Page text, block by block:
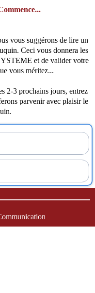
vous suggérons de lire un
Ceci vous donnera les
et de valider votre
vous méritez...
2-3 prochains jours, entrez
parvenir avec plaisir le